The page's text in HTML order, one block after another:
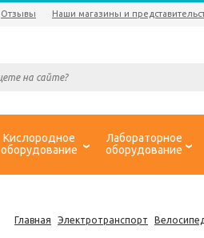
Отзывы Наши магазины и
Кислородное
оборудование
Лабораторное
оборудование
Главная Электротранспорт